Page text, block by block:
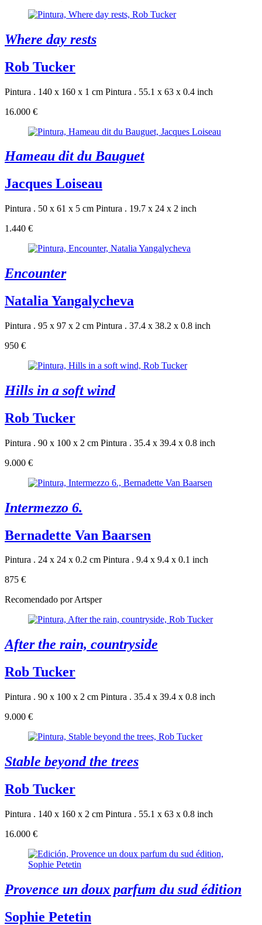
Where day rests
Rob Tucker
Pintura . 140 x 160 x 1 cm Pintura . 55.1 x 63 x 0.4 inch
16.000 €
Hameau dit du Bauguet
Jacques Loiseau
Pintura . 50 x 61 x 5 cm Pintura . 19.7 x 24 x 2 inch
1.440 €
Encounter
Natalia Yangalycheva
Pintura . 95 x 97 x 2 cm Pintura . 37.4 x 38.2 x 0.8 inch
950 €
Hills in a soft wind
Rob Tucker
Pintura . 90 x 100 x 2 cm Pintura . 35.4 x 39.4 x 0.8 inch
9.000 €
Intermezzo 6.
Bernadette Van Baarsen
Pintura . 24 x 24 x 0.2 cm Pintura . 9.4 x 9.4 x 0.1 inch
875 €
Recomendado por Artsper
After the rain, countryside
Rob Tucker
Pintura . 90 x 100 x 2 cm Pintura . 35.4 x 39.4 x 0.8 inch
9.000 €
Stable beyond the trees
Rob Tucker
Pintura . 140 x 160 x 2 cm Pintura . 55.1 x 63 x 0.8 inch
16.000 €
Provence un doux parfum du sud édition
Sophie Petetin